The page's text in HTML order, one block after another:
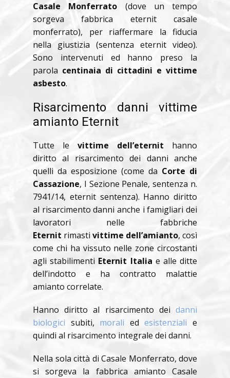
Casale Monferrato (dove un tempo
sorgeva fabbrica eternit casale
monferrato), per riaffermare la fiducia
nella giustizia (sentenza eternit video).
Sono intervenuti ed hanno preso la
parola centinaia di cittadini e vittime
asbesto.
Risarcimento danni vittime
amianto Eternit
Tutte le vittime dell’eternit hanno
diritto al risarcimento dei danni anche
quelli da esposizione (come da Corte di
Cassazione, I Sezione Penale, sentenza n.
7941/14, eternit sentenza). Hanno diritto
al risarcimento danni anche i famigliari dei
lavoratori nelle fabbriche
Eternit rimasti vittime dell’amianto, così
come chi ha vissuto nelle zone circostanti
agli stabilimenti Eternit Italia e alle ditte
dell’indotto e ha contratto malattie
amianto correlate.
Hanno diritto al risarcimento dei danni
biologici subiti, morali edesistenziali e
quindi al risarcimento integrale dei danni.
Nella sola città di Casale Monferrato, dove
si sorgeva la fabbrica amianto Casale